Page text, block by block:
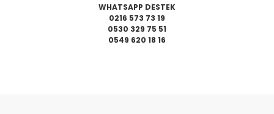
WHATSAPP DESTEK
0216 573 73 19
0530 329 75 51
0549 620 18 16